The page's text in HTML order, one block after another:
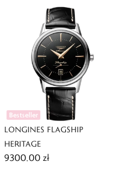
Bestseller
LONGINES FLAGSHIP
HERITAGE
9300,00 zł